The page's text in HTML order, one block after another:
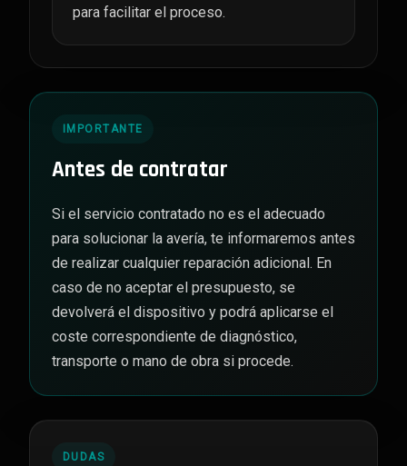
para facilitar el proceso.
IMPORTANTE
Antes de contratar
Si el servicio contratado no es el adecuado
para solucionar la avería, te informaremos antes
de realizar cualquier reparación adicional. En
caso de no aceptar el presupuesto, se
devolverá el dispositivo y podrá aplicarse el
coste correspondiente de diagnóstico,
transporte o mano de obra si procede.
DUDAS